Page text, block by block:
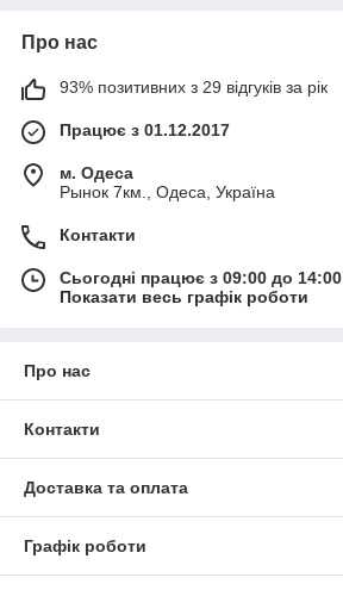
Про нас
93% позитивних з 29 відгуків за рік
Працює з 01.12.2017
м. Одеса
Рынок 7км., Одеса, Україна
Контакти
Сьогодні працює з 09:00 до 14:00
Показати весь графік роботи
Про нас
Контакти
Доставка та оплата
Графік роботи